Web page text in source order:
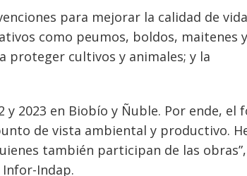
para mejorar la calidad de
como peumos, boldos, maitenes y
proteger cultivos y animales; y la
2023 en Biobío y Ñuble. Por ende, el
de vista ambiental y productivo.
también participan de las obras”,
Indap.